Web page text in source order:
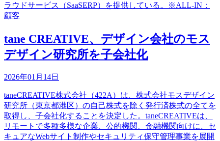
ラウドサービス（SaaSERP）を提供している。※ALL-IN：
顧客
tane CREATIVE、デザイン会社のモス
デザイン研究所を子会社化
2026年01月14日
taneCREATIVE株式会社（422A）は、株式会社モスデザイン
研究所（東京都港区）の自己株式を除く発行済株式の全てを
取得し、子会社化することを決定した。taneCREATIVEは、
リモートで多種多様な企業、公的機関、金融機関向けに、セ
キュアなWebサイト制作やセキュリティ保守管理事業を展開